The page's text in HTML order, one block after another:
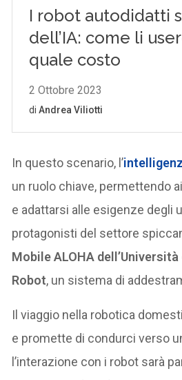
In questo scenario, l’
un ruolo chiave, permettendo
e adattarsi alle esigenze degli
protagonisti del settore
Mobile ALOHA
Robot, un sistema di
Il viaggio nella robotica
e promette di condurci verso
l’interazione con i robot sarà